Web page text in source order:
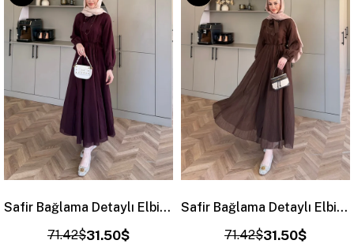
Safir Bağlama Detaylı Elbise Mürdüm (4472)
31.50$
71.42$
ÜRÜN
Safir Bağlama Detaylı Elbise Acı Kahve (4472)
31.50$
71.42$
ÜRÜN